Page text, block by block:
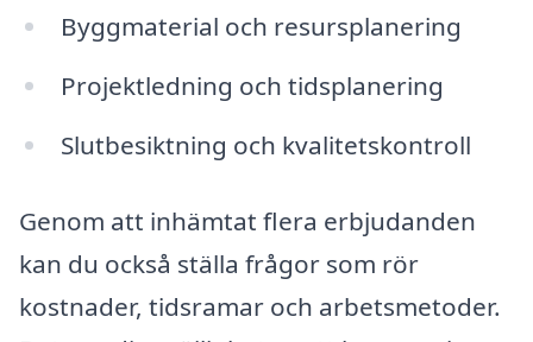
Byggmaterial och resursplanering
Projektledning och tidsplanering
Slutbesiktning och kvalitetskontroll
Genom att inhämtat flera erbjudanden
kan du också ställa frågor som rör
kostnader, tidsramar och arbetsmetoder.